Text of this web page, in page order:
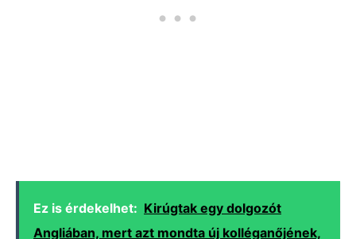
Ez is érdekelhet: Kirúgtak egy dolgozót
Angliában, mert azt mondta új kolléganőjének,